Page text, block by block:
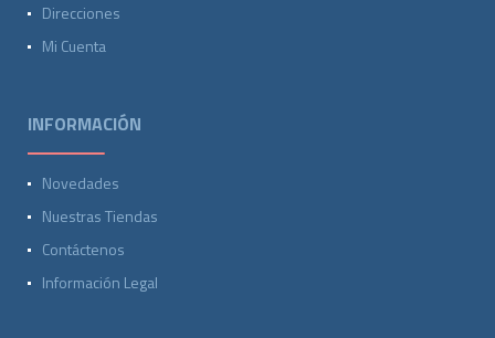
Direcciones
Mi Cuenta
INFORMACIÓN
Novedades
Nuestras Tiendas
Contáctenos
Información Legal